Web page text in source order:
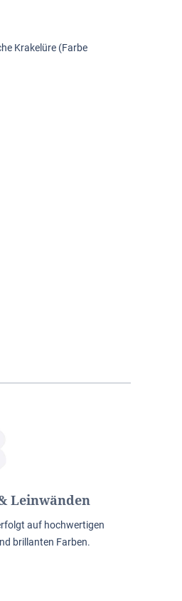
Krakelüre (Farbe
Leinwänden
auf hochwertigen
brillanten Farben.